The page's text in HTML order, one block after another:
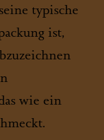
typische
ist,
wie ein